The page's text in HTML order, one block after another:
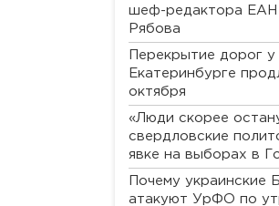
шеф-редактора ЕАН
Рябова
Перекрытие дорог
Екатеринбурге
октября
«Люди скорее
свердловские
явке на выборах в
Почему украинские
атакуют УрФО по